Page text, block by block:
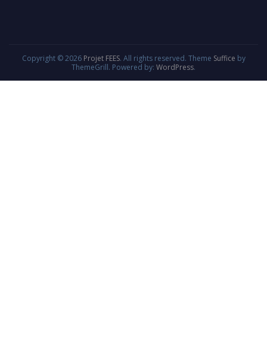
Copyright © 2026 Projet FEES. All rights reserved. Theme Suffice by
ThemeGrill. Powered by: WordPress.